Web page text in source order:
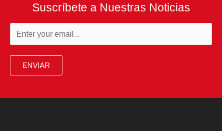
Suscríbete a Nuestras Noticias
ENVIAR